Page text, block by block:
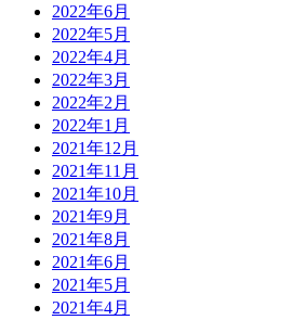
2022年6月
2022年5月
2022年4月
2022年3月
2022年2月
2022年1月
2021年12月
2021年11月
2021年10月
2021年9月
2021年8月
2021年6月
2021年5月
2021年4月